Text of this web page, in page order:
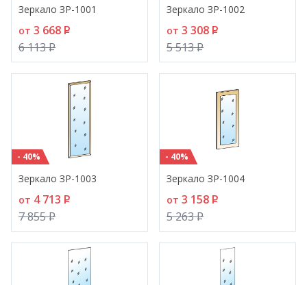
Зеркало ЗР-1001
от 3 668 P
6 113P
Зеркало ЗР-1002
от 3 308 P
5 513P
- 40%
Зеркало ЗР-1003
от 4 713 P
7 855P
- 40%
Зеркало ЗР-1004
от 3 158 P
5 263P